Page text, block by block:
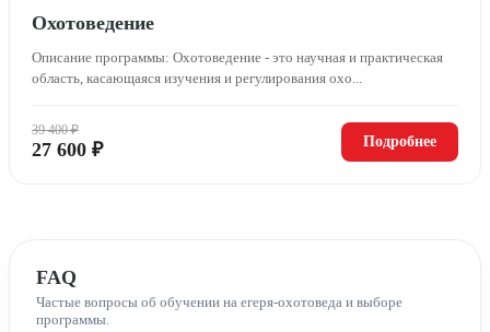
Охотоведение
Описание программы: Охотоведение - это научная и практическая
область, касающаяся изучения и регулирования охо...
39 400 ₽
27 600 ₽ Подробнее
FAQ
Частые вопросы об обучении на егеря-охотоведа и выборе
программы.